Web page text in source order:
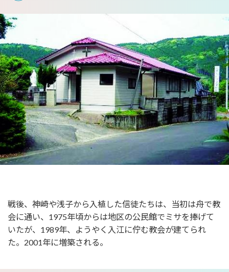
戦後、神崎や浅子から入植した信徒たちは、当初は舟で教
会に通い、1975年頃からは地区の公民館でミサを捧げて
いたが、1989年、ようやく入江に佇む教会が建てられ
た。2001年に増築される。